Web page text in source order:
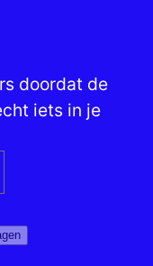
doordat de
iets in je